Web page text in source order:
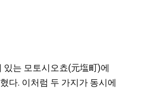
는 모토시오쵸(元塩町)에
다. 이처럼 두 가지가 동시에